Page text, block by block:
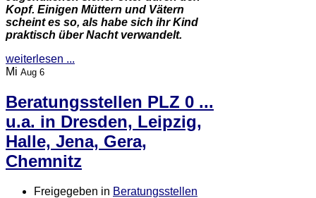
Kopf. Einigen Müttern und Vätern
scheint es so, als habe sich ihr Kind
praktisch über Nacht verwandelt.
weiterlesen ...
Mi Aug 6
Beratungsstellen PLZ 0 ...
u.a. in Dresden, Leipzig,
Halle, Jena, Gera,
Chemnitz
Freigegeben in Beratungsstellen